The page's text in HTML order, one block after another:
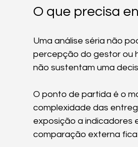
O que precisa
Uma análise séria não
percepção do gestor ou
não sustentam uma
O ponto de partida é o
complexidade das
exposição a indicadores
comparação externa fica